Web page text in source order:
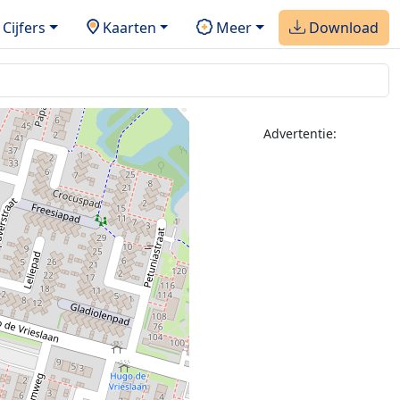
Cijfers Kaarten Meer Download
Advertentie: